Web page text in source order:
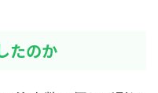
たのか